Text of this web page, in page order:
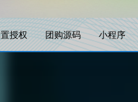
授权 团购源码 小程序